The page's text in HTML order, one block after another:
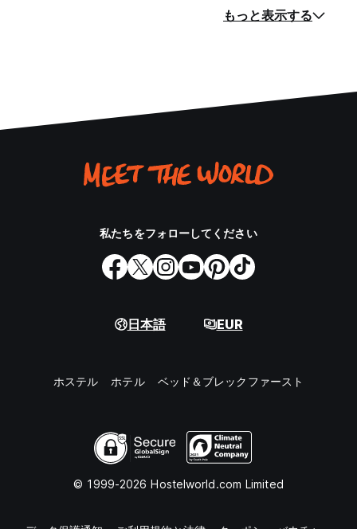
もっと表示する
私たちをフォローしてください
日本語 EUR
ホステル ホテル ベッド＆ブレックファースト
© 1999-2026 Hostelworld.com Limited